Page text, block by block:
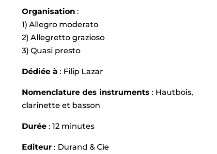
Organisation :
1) Allegro moderato
2) Allegretto grazioso
3) Quasi presto
Dédiée à : Filip Lazar
Nomenclature des instruments : Hautbois,
clarinette et basson
Durée: 12 minutes
Editeur: Durand & Cie